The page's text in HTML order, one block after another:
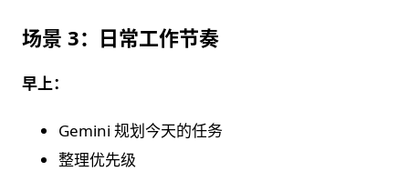
场景 3：日常工作节奏
早上：
Gemini 规划今天的任务
整理优先级